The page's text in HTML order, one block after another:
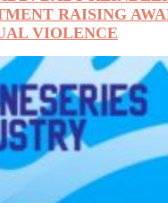
RAISING
VIOLENCE